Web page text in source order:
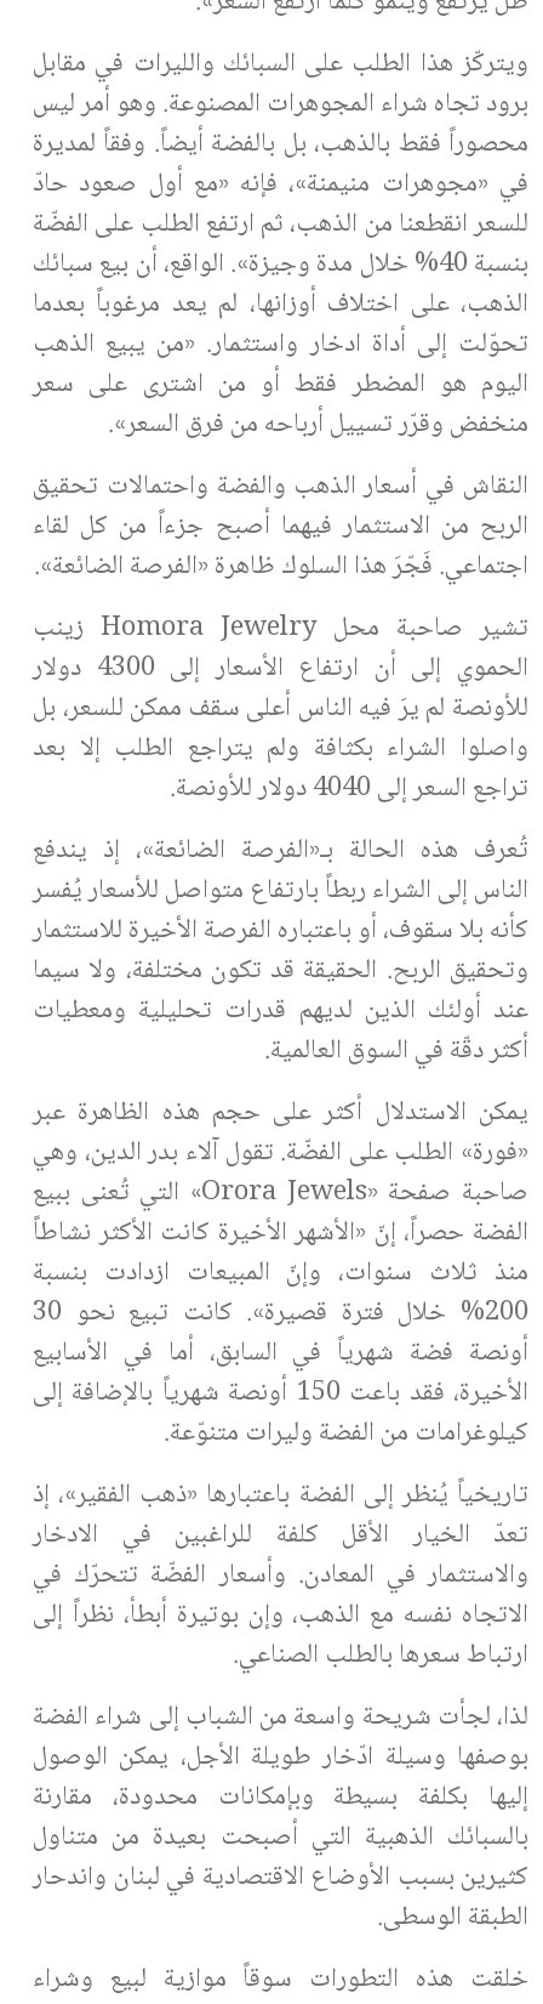
ويتركّز هذا الطلب على السبائك والليرات في مقابل
برود تجاه شراء المجوهرات المصنوعة. وهو أمر ليس
محصوراً فقط بالذهب، بل بالفضة أيضاً. وفقاً لمديرة
في «مجوهرات منيمنة»، فإنه «مع أول صعود حادّ
للسعر انقطعنا من الذهب، ثم ارتفع الطلب على الفضّة
بنسبة 40% خلال مدة وجيزة». الواقع، أن بيع سبائك
الذهب، على اختلاف أوزانها، لم يعد مرغوباً بعدما
تحوّلت إلى أداة ادخار واستثمار. «من يبيع الذهب
اليوم هو المضطر فقط أو من اشترى على سعر
منخفض وقرّر تسييل أرباحه من فرق السعر».
النقاش في أسعار الذهب والفضة واحتمالات تحقيق
الربح من الاستثمار فيهما أصبح جزءاً من كل لقاء
اجتماعي. فَجّرَ هذا السلوك ظاهرة «الفرصة الضائعة».
تشير صاحبة محل Homora Jewelry زينب
الحموي إلى أن ارتفاع الأسعار إلى 4300 دولار
للأونصة لم يرَ فيه الناس أعلى سقف ممكن للسعر، بل
واصلوا الشراء بكثافة ولم يتراجع الطلب إلا بعد
تراجع السعر إلى 4040 دولار للأونصة.
تُعرف هذه الحالة بـ«الفرصة الضائعة»، إذ يندفع
الناس إلى الشراء ربطاً بارتفاع متواصل للأسعار يُفسر
كأنه بلا سقوف، أو باعتباره الفرصة الأخيرة للاستثمار
وتحقيق الربح. الحقيقة قد تكون مختلفة، ولا سيما
عند أولئك الذين لديهم قدرات تحليلية ومعطيات
أكثر دقّة في السوق العالمية.
يمكن الاستدلال أكثر على حجم هذه الظاهرة عبر
«فورة» الطلب على الفضّة. تقول آلاء بدر الدين، وهي
صاحبة صفحة «Orora Jewels» التي تُعنى ببيع
الفضة حصراً، إنّ «الأشهر الأخيرة كانت الأكثر نشاطاً
منذ ثلاث سنوات، وإنّ المبيعات ازدادت بنسبة
200% خلال فترة قصيرة». كانت تبيع نحو 30
أونصة فضة شهرياً في السابق، أما في الأسابيع
الأخيرة، فقد باعت 150 أونصة شهرياً بالإضافة إلى
كيلوغرامات من الفضة وليرات متنوّعة.
تاريخياً يُنظر إلى الفضة باعتبارها «ذهب الفقير»، إذ
تعدّ الخيار الأقل كلفة للراغبين في الادخار
والاستثمار في المعادن. وأسعار الفضّة تتحرّك في
الاتجاه نفسه مع الذهب، وإن بوتيرة أبطأ، نظراً إلى
ارتباط سعرها بالطلب الصناعي.
لذا، لجأت شريحة واسعة من الشباب إلى شراء الفضة
بوصفها وسيلة ادّخار طويلة الأجل، يمكن الوصول
إليها بكلفة بسيطة وبإمكانات محدودة، مقارنة
بالسبائك الذهبية التي أصبحت بعيدة من متناول
كثيرين بسبب الأوضاع الاقتصادية في لبنان واندحار
الطبقة الوسطى.
خلقت هذه التطورات سوقاً موازية لبيع وشراء